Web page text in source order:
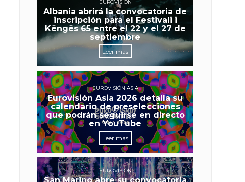
EUROVISIÓN
Albania abrirá la convocatoria de
inscripción para el Festivali i
Këngës 65 entre el 22 y el 27 de
septiembre
Leer más
EUROVISIÓN ASIA
Eurovisión Asia 2026 detalla su
calendario de preselecciones
que podrán seguirse en directo
en YouTube
Leer más
EUROVISIÓN
San Marino abre su convocatoria